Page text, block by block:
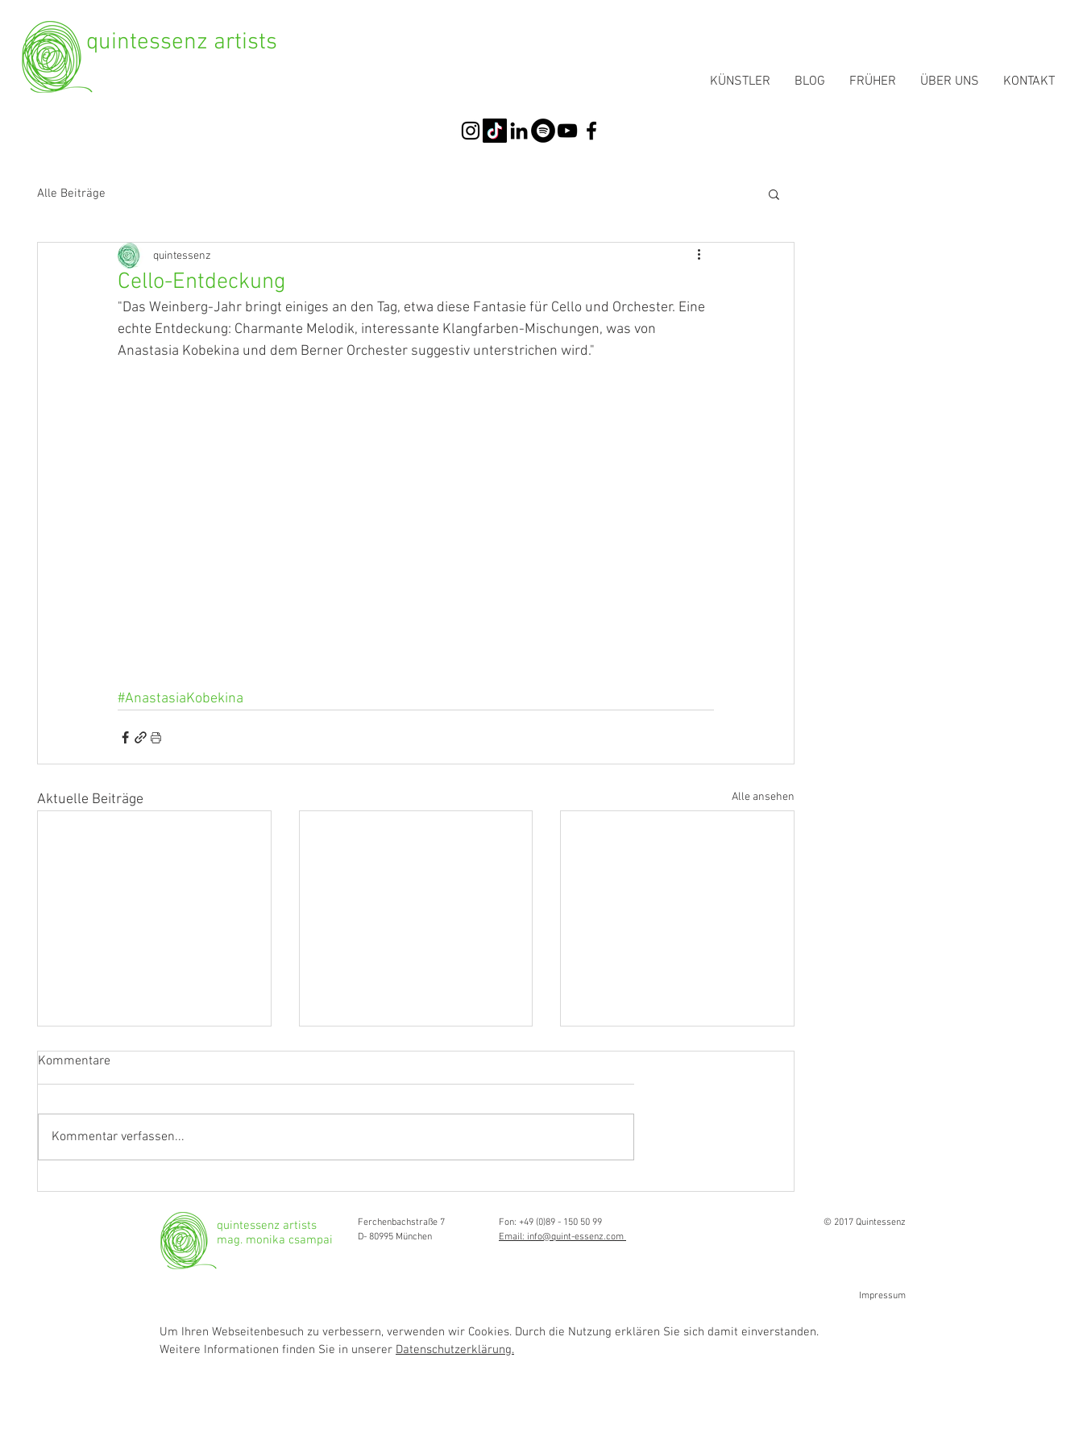
quintessenz artists
KÜNSTLER BLOG FRÜHER ÜBER UNS KONTAKT
Alle Beiträge
Cello-Entdeckung
quintessenz
"Das Weinberg-Jahr bringt einiges an den Tag, etwa diese Fantasie für Cello und Orchester. Eine
echte Entdeckung: Charmante Melodik, interessante Klangfarben-Mischungen, was von
Anastasia Kobekina und dem Berner Orchester suggestiv unterstrichen wird."
#AnastasiaKobekina
Aktuelle Beiträge Alle ansehen
Kommentare
Kommentar verfassen...
quintessenz artists
mag. monika csampai
Ferchenbachstraße 7
D- 80995 München
Fon: +49 (0)89 - 150 50 99
Email: info@quint-essenz.com
© 2017 Quintessenz
Impressum
Um Ihren Webseitenbesuch zu verbessern, verwenden wir Cookies. Durch die Nutzung erklären Sie sich damit einverstanden.
Weitere Informationen finden Sie in unserer Datenschutzerklärung.